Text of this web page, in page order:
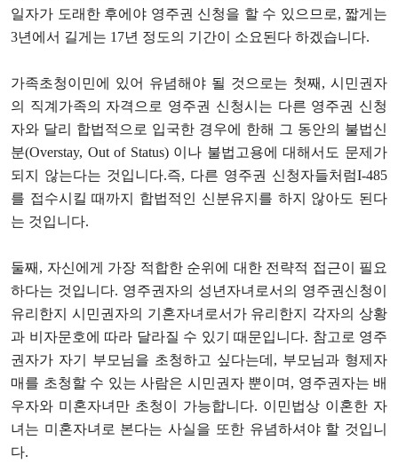
일자가 도래한 후에야 영주권 신청을 할 수 있으므로, 짧게는
3년에서 길게는 17년 정도의 기간이 소요된다 하겠습니다.
가족초청이민에 있어 유념해야 될 것으로는 첫째, 시민권자
의 직계가족의 자격으로 영주권 신청시는 다른 영주권 신청
자와 달리 합법적으로 입국한 경우에 한해 그 동안의 불법신
분(Overstay, Out of Status) 이나 불법고용에 대해서도 문제가
되지 않는다는 것입니다.즉, 다른 영주권 신청자들처럼I-485
를 접수시킬 때까지 합법적인 신분유지를 하지 않아도 된다
는 것입니다.
둘째, 자신에게 가장 적합한 순위에 대한 전략적 접근이 필요
하다는 것입니다. 영주권자의 성년자녀로서의 영주권신청이
유리한지 시민권자의 기혼자녀로서가 유리한지 각자의 상황
과 비자문호에 따라 달라질 수 있기 때문입니다. 참고로 영주
권자가 자기 부모님을 초청하고 싶다는데, 부모님과 형제자
매를 초청할 수 있는 사람은 시민권자 뿐이며, 영주권자는 배
우자와 미혼자녀만 초청이 가능합니다. 이민법상 이혼한 자
녀는 미혼자녀로 본다는 사실을 또한 유념하셔야 할 것입니
다.